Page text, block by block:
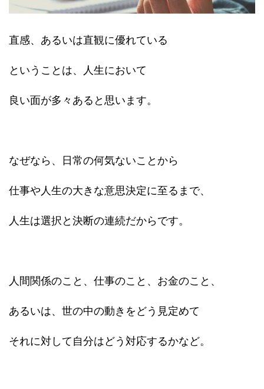
直感、あるいは直観に優れている
ということは、人生において
良い面が多々あると思います。
なぜなら、日常の何気ないことから
仕事や人生の大きな意思決定に至るまで、
人生は選択と決断の連続だからです。
人間関係のこと、仕事のこと、お金のこと、
あるいは、世の中の動きをどう見定めて
それに対して自分はどう対応するかなど。